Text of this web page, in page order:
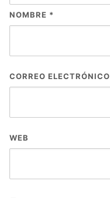
NOMBRE *
CORREO ELECTRÓNICO
WEB